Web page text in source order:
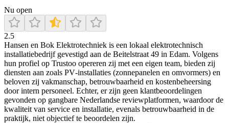
Nu open
2.5
Hansen en Bok Elektrotechniek is een lokaal elektrotechnisch
installatiebedrijf gevestigd aan de Beitelstraat 49 in Edam. Volgens
hun profiel op Trustoo opereren zij met een eigen team, bieden zij
diensten aan zoals PV‑installaties (zonnepanelen en omvormers) en
beloven zij vakmanschap, betrouwbaarheid en kostenbeheersing
door intern personeel. Echter, er zijn geen klantbeoordelingen
gevonden op gangbare Nederlandse reviewplatformen, waardoor de
kwaliteit van service en installatie, evenals betrouwbaarheid in de
praktijk, niet objectief te beoordelen zijn.